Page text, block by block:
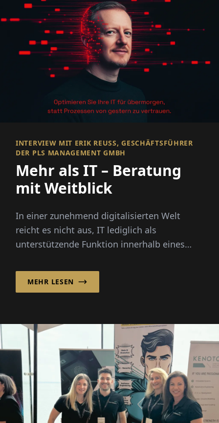
INTERVIEW MIT ERIK REUSS, GESCHÄFTSFÜHRER D
ER PLS MANAGEMENT GMBH
Mehr als IT – Beratung
mit Weitblick
In einer zunehmend digitalisierten Welt
reicht es nicht aus, IT lediglich als
unterstützende Funktion innerhalb eines
MEHR LESEN